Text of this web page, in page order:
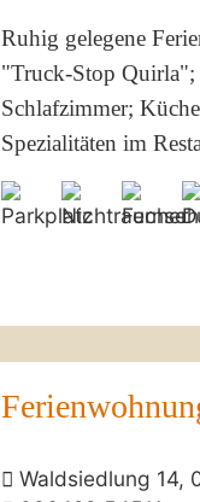
Ruhig gelegene
"Truck-Stop Quirla";
Schlafzimmer;
Spezialitäten im
Waldsiedlung 14,